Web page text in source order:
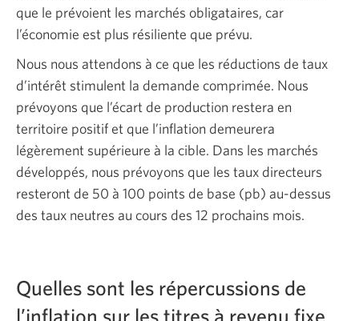
que le prévoient les marchés obligataires, car
l’économie est plus résiliente que prévu.
Nous nous attendons à ce que les réductions de taux
d’intérêt stimulent la demande comprimée. Nous
prévoyons que l’écart de production restera en
territoire positif et que l’inflation demeurera
légèrement supérieure à la cible. Dans les marchés
développés, nous prévoyons que les taux directeurs
resteront de 50 à 100 points de base (pb) au-dessus
des taux neutres au cours des 12 prochains mois.
Quelles sont les répercussions de
l’inflation sur les titres à revenu fixe